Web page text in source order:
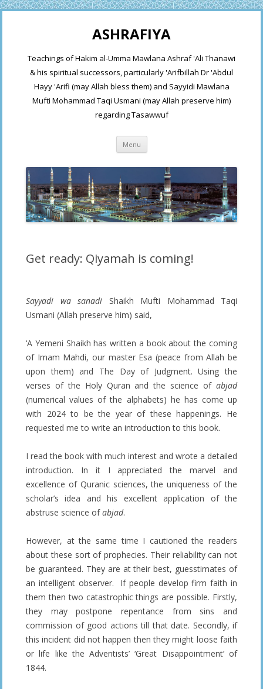
ASHRAFIYA
Teachings of Hakim al-Umma Mawlana Ashraf 'Ali Thanawi
& his spiritual successors, particularly 'Arifbillah Dr 'Abdul
Hayy 'Arifi (may Allah bless them) and Sayyidi Mawlana
Mufti Mohammad Taqi Usmani (may Allah preserve him)
regarding Tasawwuf
Menu Skip
content
Get ready: Qiyamah is coming!
Sayyadi wa sanadi Shaikh Mufti Mohammad Taqi
Usmani (Allah preserve him) said,
‘A Yemeni Shaikh has written a book about the coming
of Imam Mahdi, our master Esa (peace from Allah be
upon them) and The Day of Judgment. Using the
verses of the Holy Quran and the science of abjad
(numerical values of the alphabets) he has come up
with 2024 to be the year of these happenings. He
requested me to write an introduction to this book.
I read the book with much interest and wrote a detailed
introduction. In it I appreciated the marvel and
excellence of Quranic sciences, the uniqueness of the
scholar’s idea and his excellent application of the
abstruse science ofabjad.
However, at the same time I cautioned the readers
about these sort of prophecies. Their reliability can not
be guaranteed. They are at their best, guesstimates of
an intelligent observer. If people develop firm faith in
them then two catastrophic things are possible. Firstly,
they may postpone repentance from sins and
commission of good actions till that date. Secondly, if
this incident did not happen then they might loose faith
or life like the Adventists’ ‘Great Disappointment’ of
1844.